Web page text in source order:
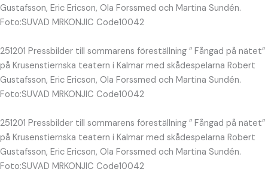
Gustafsson, Eric Ericson, Ola Forssmed och Martina Sundén.
Foto:SUVAD MRKONJIC Code10042
251201 Pressbilder till sommarens föreställning ” Fångad på nätet”
på Krusenstiernska teatern i Kalmar med skådespelarna Robert
Gustafsson, Eric Ericson, Ola Forssmed och Martina Sundén.
Foto:SUVAD MRKONJIC Code10042
251201 Pressbilder till sommarens föreställning ” Fångad på nätet”
på Krusenstiernska teatern i Kalmar med skådespelarna Robert
Gustafsson, Eric Ericson, Ola Forssmed och Martina Sundén.
Foto:SUVAD MRKONJIC Code10042